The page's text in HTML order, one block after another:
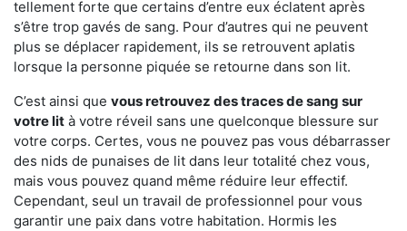
tellement forte que certains d’entre eux éclatent après
s’être trop gavés de sang. Pour d’autres qui ne peuvent
plus se déplacer rapidement, ils se retrouvent aplatis
lorsque la personne piquée se retourne dans son lit.
C’est ainsi que vous retrouvez des traces de sang sur
votre lit à votre réveil sans une quelconque blessure sur
votre corps. Certes, vous ne pouvez pas vous débarrasser
des nids de punaises de lit dans leur totalité chez vous,
mais vous pouvez quand même réduire leur effectif.
Cependant, seul un travail de professionnel pour vous
garantir une paix dans votre habitation. Hormis les